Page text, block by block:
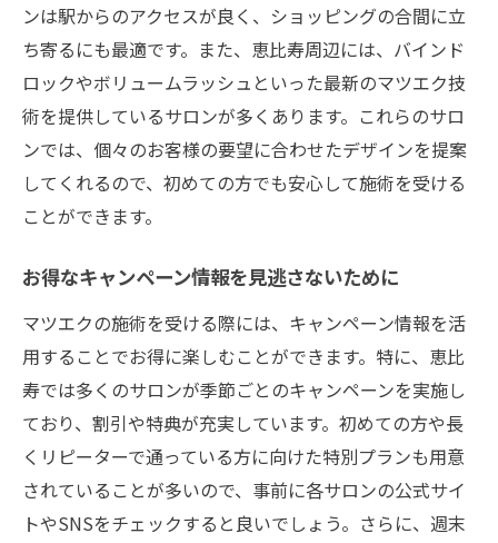
ンは駅からのアクセスが良く、ショッピングの合間に立
ち寄るにも最適です。また、恵比寿周辺には、バインド
ロックやボリュームラッシュといった最新のマツエク技
術を提供しているサロンが多くあります。これらのサロ
ンでは、個々のお客様の要望に合わせたデザインを提案
してくれるので、初めての方でも安心して施術を受ける
ことができます。
お得なキャンペーン情報を見逃さないために
マツエクの施術を受ける際には、キャンペーン情報を活
用することでお得に楽しむことができます。特に、恵比
寿では多くのサロンが季節ごとのキャンペーンを実施し
ており、割引や特典が充実しています。初めての方や長
くリピーターで通っている方に向けた特別プランも用意
されていることが多いので、事前に各サロンの公式サイ
トやSNSをチェックすると良いでしょう。さらに、週末